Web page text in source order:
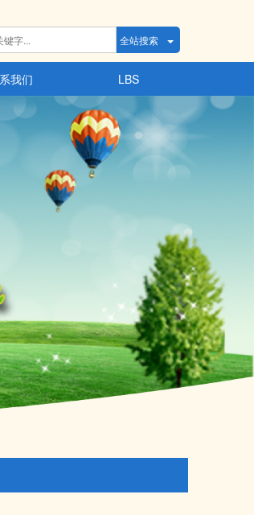
全站搜索
我们 LBS